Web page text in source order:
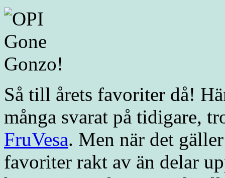
Så till årets favoriter då!
många svarat på tidigare,
FruVesa. Men när det
favoriter rakt av än delar